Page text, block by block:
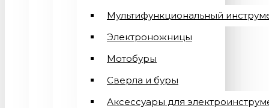
Мультифункциональный
Электроножницы
Мотобуры
Сверла и буры
Аксессуары для